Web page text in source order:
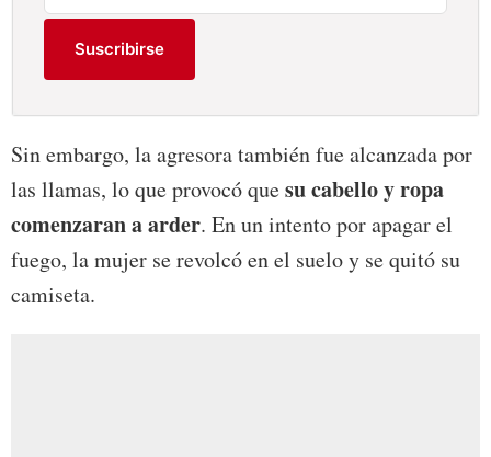
Suscribirse
Sin embargo, la agresora también fue alcanzada por
las llamas, lo que provocó quesu cabello y ropa
comenzaran a arder. En un intento por apagar el
fuego, la mujer se revolcó en el suelo y se quitó su
camiseta.